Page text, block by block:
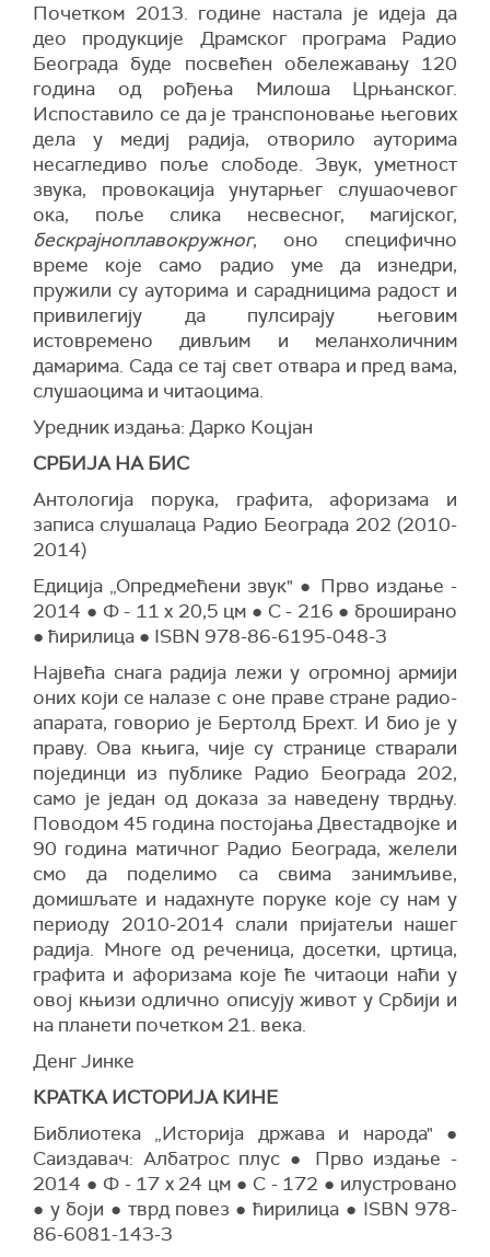
Почетком 2013. године настала је идеја да
део продукције Драмског програма Радио
Београда буде посвећен обележавању 120
година од рођења Милоша Црњанског.
Испоставило се да је транспоновање његових
дела у медиј радија, отворило ауторима
несагледиво поље слободе. Звук, уметност
звука, провокација унутарњег слушаочевог
ока, поље слика несвесног, магијског,
бескрајноплавокружног, оно специфично
време које само радио уме да изнедри,
пружили су ауторима и сарадницима радост и
привилегију да пулсирају његовим
истовремено дивљим и меланхоличним
дамарима. Сада се тај свет отвара и пред вама,
слушаоцима и читаоцима.
Уредник издања: Дарко Коцјан
СРБИЈА НА БИС
Антологија порука, графита, афоризама и
записа слушалаца Радио Београда 202 (2010-
2014)
Едиција „Опредмећени звук" ● Прво издање -
2014 ● Ф - 11 x 20,5 цм ● С - 216 ● броширано
● ћирилица ● ISBN 978-86-6195-048-3
Највећа снага радија лежи у огромној армији
оних који се налазе с оне праве стране радио-
апарата, говорио је Бертолд Брехт. И био је у
праву. Ова књига, чије су странице стварали
појединци из публике Радио Београда 202,
само је један од доказа за наведену тврдњу.
Поводом 45 година постојања Двестадвојке и
90 година матичног Радио Београда, желели
смо да поделимо са свима занимљиве,
домишљате и надахнуте поруке које су нам у
периоду 2010-2014 слали пријатељи нашег
радија. Многе од реченица, досетки, цртица,
графита и афоризама које ће читаоци наћи у
овој књизи одлично описују живот у Србији и
на планети почетком 21. века.
Денг Јинке
КРАТКА ИСТОРИЈА КИНЕ
Библиотека „Историја држава и народа" ●
Саиздавач: Албатрос плус ● Прво издање -
2014 ● Ф - 17 x 24 цм ● С - 172 ● илустровано
● у боји ● тврд повез ● ћирилица ● ISBN 978-
86-6081-143-3